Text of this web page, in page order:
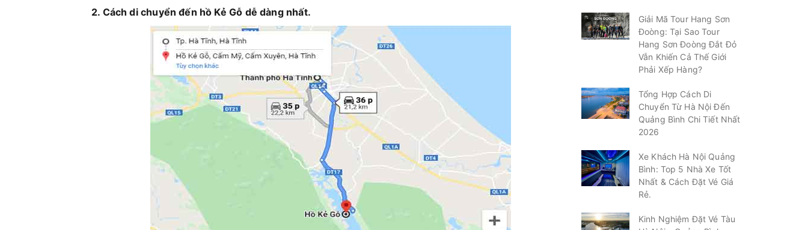
2. Cách di chuyển đến hồ Kẻ Gỗ dễ dàng nhất.
Giải Mã Tour Hang Sơn
Đoòng: Tại Sao Tour
Hang Sơn Đoòng Đắt Đỏ
Vẫn Khiến Cả Thế Giới
Phải Xếp Hàng?
Tổng Hợp Cách Di
Chuyển Từ Hà Nội Đến
Quảng Bình Chi Tiết Nhất
2026
Xe Khách Hà Nội Quảng
Bình: Top 5 Nhà Xe Tốt
Nhất & Cách Đặt Vé Giá
Rẻ.
Kinh Nghiệm Đặt Vé Tàu